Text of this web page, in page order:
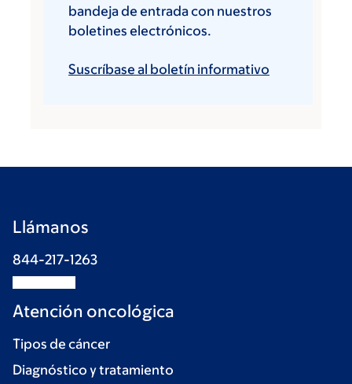
bandeja de entrada con nuestros
boletines electrónicos.
Suscríbase al boletín informativo
Llámanos
844-217-1263
Atención oncológica
Tipos de cáncer
Diagnóstico y tratamiento